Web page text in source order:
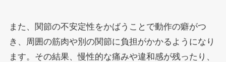
また、関節の不安定性をかばうことで動作の癖がつ
き、周囲の筋肉や別の関節に負担がかかるようになり
ます。その結果、慢性的な痛みや違和感が残ったり、